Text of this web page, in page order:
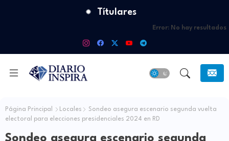
Títulares
Error: No hay resultados
Página Principal Locales
Sondeo asegura escenario segunda vuelta
electoral para elecciones presidenciales 2024 en RD
Sondeo asegura escenario segunda